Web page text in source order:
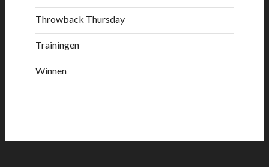
Throwback Thursday
Trainingen
Winnen